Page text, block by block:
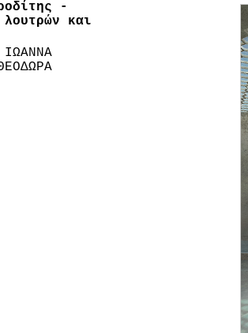
-
λουτρών και
ΙΩΑΝΝΑ